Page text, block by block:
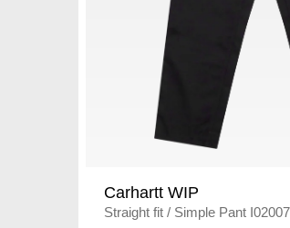
Carhartt WIP
Straight fit / Simple Pant